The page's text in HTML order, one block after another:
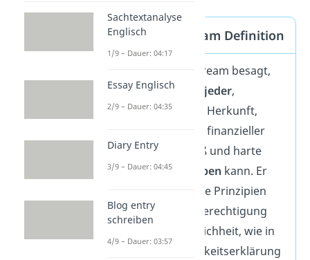
American Dream Definition
Der American Dream besagt,
dass in Amerika jeder,
unabhängig von Herkunft,
Geschlecht oder finanzieller
Lage, durch Fleiß und harte
ArbeitErfolg haben kann. Er
stützt sich auf die Prinzipien
Freiheit, Gleichberechtigung
und Chancengleichheit, wie in
der Unabhängigkeitserklärung
Sachtextanalyse
Englisch
1/9 – Dauer: 04:17
Essay Englisch
2/9 – Dauer: 04:35
Diary Entry
3/9 – Dauer: 04:45
Blog entry
schreiben
4/9 – Dauer: 03:57